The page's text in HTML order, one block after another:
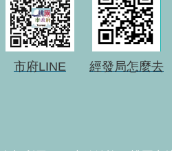
市府LINE 經發局怎麼去